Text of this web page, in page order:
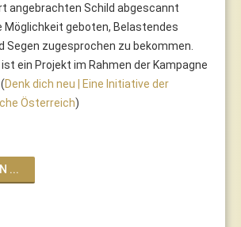
angebrachten Schild abgescannt
Möglichkeit geboten, Belastendes
Segen zugesprochen zu bekommen.
ein Projekt im Rahmen der Kampagne
Denk dich neu | Eine Initiative der
Österreich)
...